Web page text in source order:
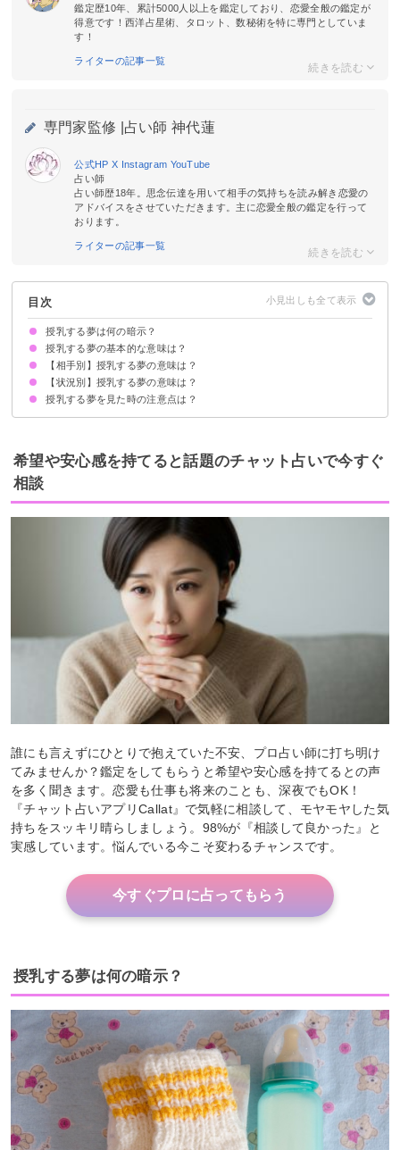
鑑定歴10年、累計5000人以上を鑑定しており、恋愛全般の鑑定が
得意です！西洋占星術、タロット、数秘術を特に専門としていま
す！
ライターの記事一覧
専門家監修 | 占い師 神代蓮
公式HP X Instagram YouTube
占い師
占い師歴18年。思念伝達を用いて相手の気持ちを読み解き恋愛の
アドバイスをさせていただきます。主に恋愛全般の鑑定を行って
おります。
ライターの記事一覧
目次
授乳する夢は何の暗示？
授乳する夢の基本的な意味は？
幸運が舞い込む暗示
状況によって意味が決まる
【相手別】授乳する夢の意味は？
男の子の赤ちゃんに授乳する夢【吉夢】
女の子の赤ちゃんに授乳する夢【吉夢】
他人の赤ちゃんに授乳する夢【吉夢】
動物の赤ちゃんに授乳する夢【吉夢】
双子の赤ちゃんに授乳する夢【吉夢】
【状況別】授乳する夢の意味は？
未婚なのに授乳する夢【吉夢】
妊娠中なのに授乳する夢【警告夢】
出先なのに授乳する夢【吉夢】
疲れているのに授乳する夢【凶夢】
見られているのに授乳する夢【警告夢】
授乳する夢を見た時の注意点は？
吉夢なら話さず警告夢や凶夢は人に話す
希望や安心感を持てると話題のチャット占いで今すぐ
相談
誰にも言えずにひとりで抱えていた不安、プロ占い師に打ち明け
てみませんか？鑑定をしてもらうと希望や安心感を持てるとの声
を多く聞きます。恋愛も仕事も将来のことも、深夜でもOK！
『チャット占いアプリCallat』で気軽に相談して、モヤモヤした気
持ちをスッキリ晴らしましょう。98%が『相談して良かった』と
実感しています。悩んでいる今こそ変わるチャンスです。
今すぐプロに占ってもらう
授乳する夢は何の暗示？